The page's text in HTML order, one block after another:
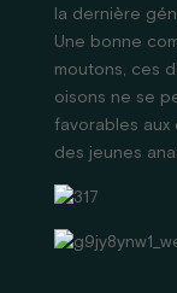
la dernière
Une bonne
moutons, ces
oisons ne se
favorables
des jeunes